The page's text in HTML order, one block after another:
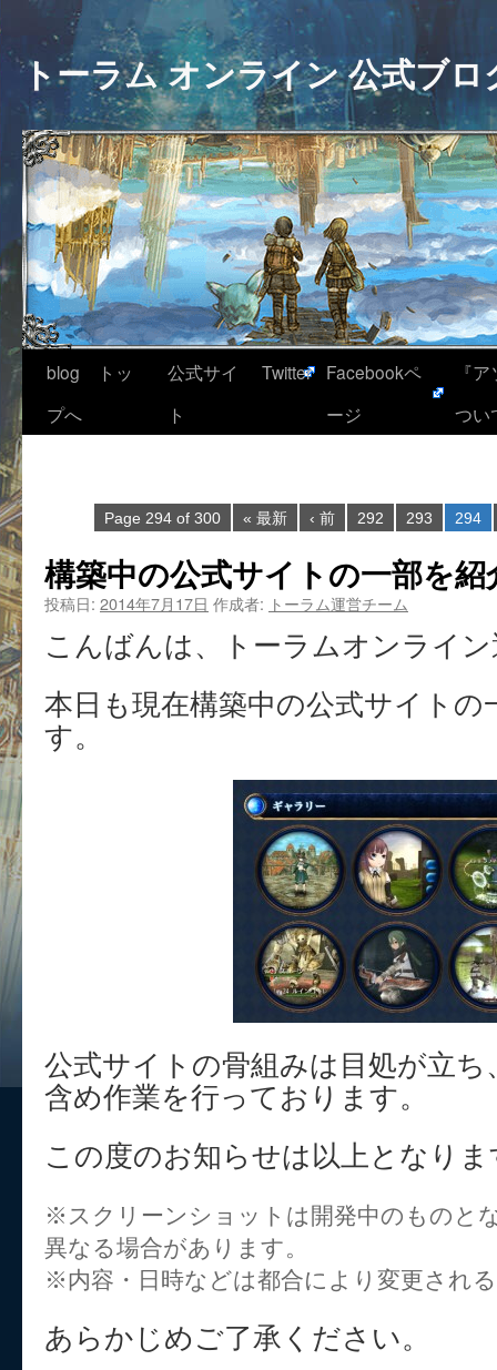
トーラム オンライン 公式ブロ
blog トッ
プへ
公式サイ
ト
Twitter
Facebookペ
ージ
『
つい
Page 294 of 300 « 最新 ‹ 前 292 293 294
構築中の公式サイトの一部を紹
投稿日: 2014年7月17日 作成者: トーラム運営チーム
こんばんは、トーラムオンライ
本日も現在構築中の公式サイトの
す。
公式サイトの骨組みは目処が立
含め作業を行っております。
この度のお知らせは以上となりま
※スクリーンショットは開発中のものと
異なる場合があります。
※内容・日時などは都合により変更され
あらかじめご了承ください。